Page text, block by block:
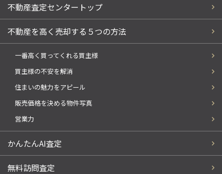
不動産査定センタートップ
不動産を高く売却する５つの方法
一番高く買ってくれる買主様
買主様の不安を解消
住まいの魅力をアピール
販売価格を決める物件写真
営業力
かんたんAI査定
無料訪問査定